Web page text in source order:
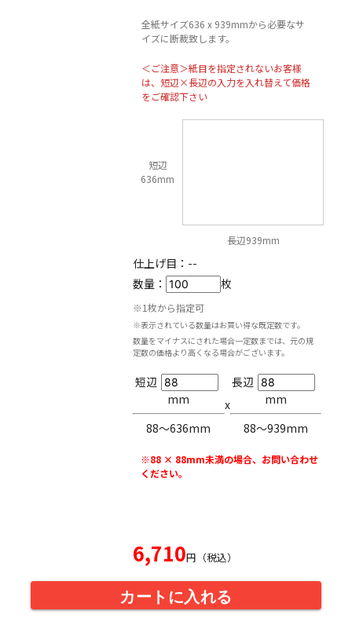
全紙サイズ636 x 939mmから必要なサ
イズに断裁致します。
＜ご注意＞紙目を指定されないお客様
は、短辺×長辺の入力を入れ替えて価格
をご確認下さい
短辺
636mm
長辺939mm
仕上げ目： --
数量：
枚
※1枚から指定可
※表示されている数量はお買い得な既定数です。
数量をマイナスにされた場合一定数までは、元の規
定数の価格より高くなる場合がございます。
短辺
mm
88〜636mm
x
長辺
mm
88〜939mm
※88 × 88mm未満の場合、お問い合わせ
ください。
6,710円（税込）
カートに入れる